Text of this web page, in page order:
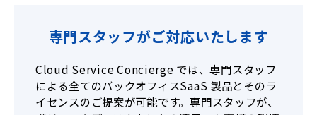
専門スタッフがご対応いたします
Cloud Service Concierge では、専門スタッフ
による全てのバックオフィスSaaS 製品とそのラ
イセンスのご提案が可能です。専門スタッフが、